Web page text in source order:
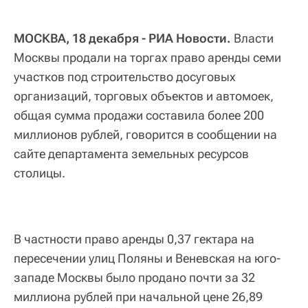
МОСКВА, 18 декабря - РИА Новости. Власти
Москвы продали на торгах право аренды семи
участков под строительство досуговых
организаций, торговых объектов и автомоек,
общая сумма продажи составила более 200
миллионов рублей, говорится в сообщении на
сайте департамента земельных ресурсов
столицы.
В частности право аренды 0,37 гектара на
пересечении улиц Поляны и Веневская на юго-
западе Москвы было продано почти за 32
миллиона рублей при начальной цене 26,89